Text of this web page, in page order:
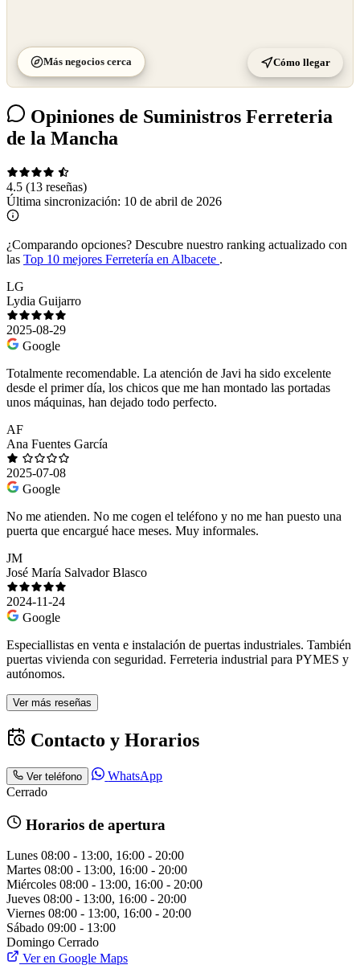
Más negocios cerca Cómo llegar
Opiniones de Suministros Ferreteria
de la Mancha
4.5 (13 reseñas)
Última sincronización: 10 de abril de 2026
¿Comparando opciones? Descubre nuestro ranking actualizado con
las Top 10 mejores Ferretería en Albacete .
LG
Lydia Guijarro
2025-08-29
Google
Totalmente recomendable. La atención de Javi ha sido excelente
desde el primer día, los chicos que me han montado las portadas
unos máquinas, han dejado todo perfecto.
AF
Ana Fuentes García
2025-07-08
Google
No me atienden. No me cogen el teléfono y no me han puesto una
puerta que encargué hace meses. Muy informales.
JM
José María Salvador Blasco
2024-11-24
Google
Especiallistas en venta e instalación de puertas industriales. También
puertas vivienda con seguridad. Ferreteria industrial para PYMES y
autónomos.
Ver más reseñas
Contacto y Horarios
Ver teléfono
WhatsApp
Cerrado
Horarios de apertura
Lunes 08:00 - 13:00, 16:00 - 20:00
Martes 08:00 - 13:00, 16:00 - 20:00
Miércoles 08:00 - 13:00, 16:00 - 20:00
Jueves 08:00 - 13:00, 16:00 - 20:00
Viernes 08:00 - 13:00, 16:00 - 20:00
Sábado 09:00 - 13:00
Domingo Cerrado
Ver en Google Maps